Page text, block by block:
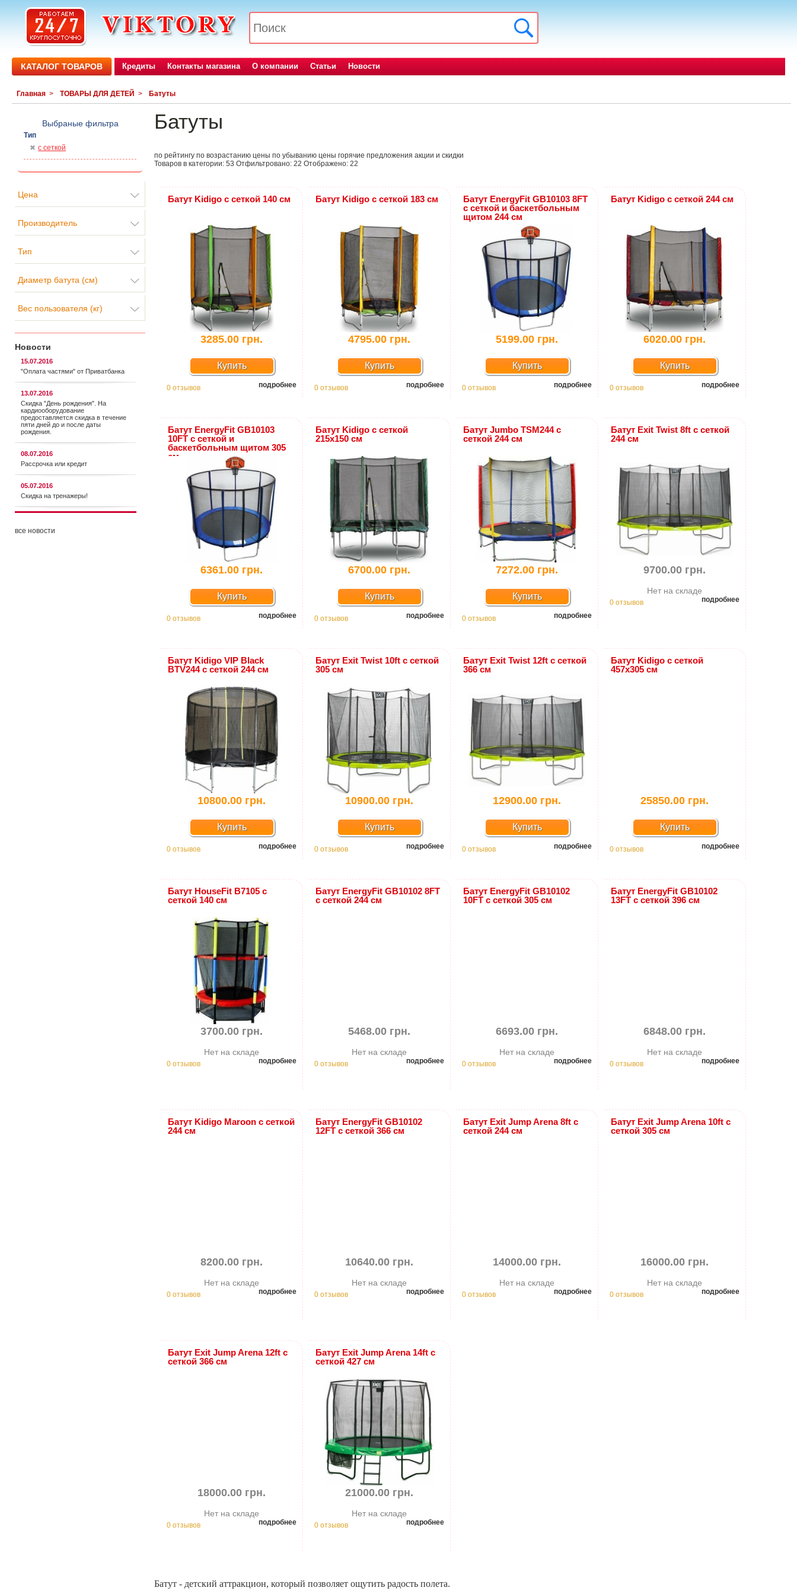
КАТАЛОГ ТОВАРОВ Кредиты Контакты магазина О компании Статьи Новости
Главная > ТОВАРЫ ДЛЯ ДЕТЕЙ > Батуты
Выбраные фильтра
Тип
с сеткой
Цена
Производитель
Тип
Диаметр батута (см)
Вес пользователя (кг)
Новости
15.07.2016
"Оплата частями" от Приватбанка
13.07.2016
Скидка "День рождения". На
кардиооборудование
предоставляется cкидка в течение
пяти дней до и после даты
рождения.
08.07.2016
Рассрочка или кредит
05.07.2016
Скидка на тренажеры!
все новости
Батуты
по рейтингу по возрастанию цены по убыванию цены горячие предложения акции и скидки
Товаров в категории:53 Отфильтровано:22 Отображено:22
Батут Kidigo с сеткой 140 см
3285.00 грн.
Купить
0 отзывов подробнее
Батут Kidigo с сеткой 183 см
4795.00 грн.
Купить
0 отзывов подробнее
Батут EnergyFit GB10103 8FT
с сеткой и баскетбольным
щитом 244 см
5199.00 грн.
Купить
0 отзывов подробнее
Батут Kidigo с сеткой 244 см
6020.00 грн.
Купить
0 отзывов подробнее
Батут EnergyFit GB10103
10FT с сеткой и
баскетбольным щитом 305
см
6361.00 грн.
Купить
0 отзывов подробнее
Батут Kidigo с сеткой
215х150 см
6700.00 грн.
Купить
0 отзывов подробнее
Батут Jumbo TSM244 с
сеткой 244 см
7272.00 грн.
Купить
0 отзывов подробнее
Батут Exit Twist 8ft с сеткой
244 см
9700.00 грн.
Нет на складе
0 отзывов подробнее
Батут Kidigo VIP Black
BTV244 с сеткой 244 см
10800.00 грн.
Купить
0 отзывов подробнее
Батут Exit Twist 10ft с сеткой
305 см
10900.00 грн.
Купить
0 отзывов подробнее
Батут Exit Twist 12ft с сеткой
366 см
12900.00 грн.
Купить
0 отзывов подробнее
Батут Kidigo с сеткой
457х305 см
25850.00 грн.
Купить
0 отзывов подробнее
Батут HouseFit B7105 с
сеткой 140 см
3700.00 грн.
Нет на складе
0 отзывов подробнее
Батут EnergyFit GB10102 8FT
с сеткой 244 см
5468.00 грн.
Нет на складе
0 отзывов подробнее
Батут EnergyFit GB10102
10FT с сеткой 305 см
6693.00 грн.
Нет на складе
0 отзывов подробнее
Батут EnergyFit GB10102
13FT с сеткой 396 см
6848.00 грн.
Нет на складе
0 отзывов подробнее
Батут Kidigo Maroon с сеткой
244 см
8200.00 грн.
Нет на складе
0 отзывов подробнее
Батут EnergyFit GB10102
12FT с сеткой 366 см
10640.00 грн.
Нет на складе
0 отзывов подробнее
Батут Exit Jump Arena 8ft с
сеткой 244 см
14000.00 грн.
Нет на складе
0 отзывов подробнее
Батут Exit Jump Arena 10ft с
сеткой 305 см
16000.00 грн.
Нет на складе
0 отзывов подробнее
Батут Exit Jump Arena 12ft с
сеткой 366 см
18000.00 грн.
Нет на складе
0 отзывов подробнее
Батут Exit Jump Arena 14ft с
сеткой 427 см
21000.00 грн.
Нет на складе
0 отзывов подробнее
Батут - детский аттракцион, который позволяет ощутить радость полета.